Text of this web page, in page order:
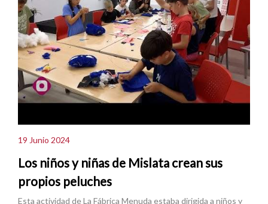
19 Junio 2024
Los niños y niñas de Mislata crean sus
propios peluches
Esta actividad de La Fábrica Menuda estaba dirigida a niños y